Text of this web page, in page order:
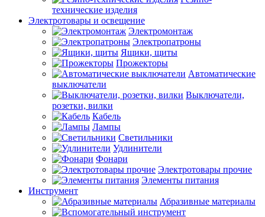
технические изделия
Электротовары и освещение
Электромонтаж
Электропатроны
Ящики, щиты
Прожекторы
Автоматические
выключатели
Выключатели,
розетки, вилки
Кабель
Лампы
Светильники
Удлинители
Фонари
Электротовары прочие
Элементы питания
Инструмент
Абразивные материалы